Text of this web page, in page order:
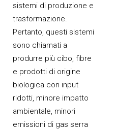
sistemi di produzione e
trasformazione.
Pertanto, questi sistemi
sono chiamati a
produrre più cibo, fibre
e prodotti di origine
biologica con input
ridotti, minore impatto
ambientale, minori
emissioni di gas serra